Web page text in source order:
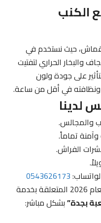
حيث نستخدم في
الحراري لتفتيت
على جودة ولون
في أقل من ساعة.
تماماً.
الفراش.
0543626173
بجدة”بشكل مباشر: